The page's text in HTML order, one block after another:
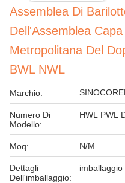
Assemblea Di
Dell'Assemblea
Metropolitana Del
BWL NWL
Marchio:
Numero Di
Modello:
HWL PWL
Moq: N/M
Dettagli
Dell'imballaggio: